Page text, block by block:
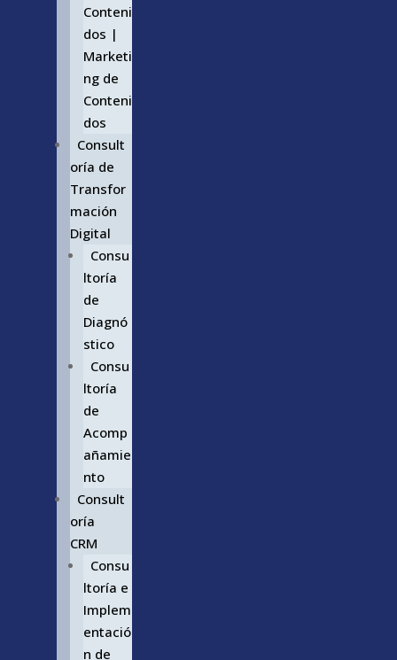
Conteni
dos |
Marketi
ng de
Conteni
dos
Consult
oría de
Transfor
mación
Digital
Consu
ltoría
de
Diagnó
stico
Consu
ltoría
de
Acomp
añamie
nto
Consult
oría
CRM
Consu
ltoría e
Implem
entació
n de